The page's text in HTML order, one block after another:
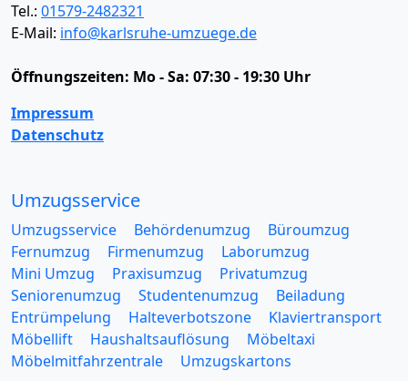
Tel.: 01579-2482321
E-Mail: info@karlsruhe-umzuege.de
Öffnungszeiten: Mo - Sa: 07:30 - 19:30 Uhr
Impressum
Datenschutz
Umzugsservice
Umzugsservice Behördenumzug
Büroumzug
Fernumzug
Firmenumzug
Laborumzug
Mini Umzug
Praxisumzug
Privatumzug
Seniorenumzug
Studentenumzug
Beiladung
Entrümpelung
Halteverbotszone
Klaviertransport
Möbellift
Haushaltsauflösung
Möbeltaxi
Möbelmitfahrzentrale
Umzugskartons